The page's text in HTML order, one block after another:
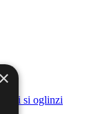
si oglinzi
×